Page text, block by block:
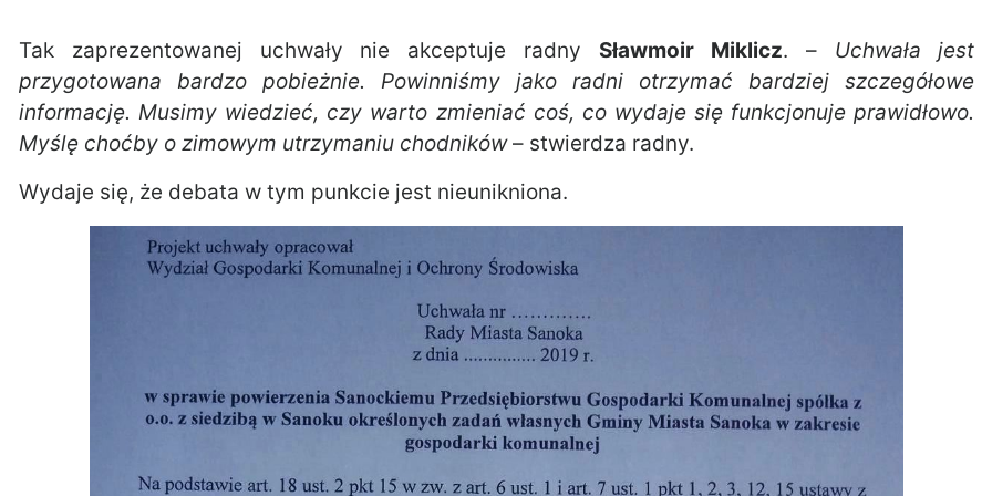
Tak zaprezentowanej uchwały nie akceptuje radny Sławmoir Miklicz. –Uchwała jest
przygotowana bardzo pobieżnie. Powinniśmy jako radni otrzymać bardziej szczegółowe
informację. Musimy wiedzieć, czy warto zmieniać coś, co wydaje się funkcjonuje prawidłowo.
Myślę choćby o zimowym utrzymaniu chodników– stwierdza radny.
Wydaje się, że debata w tym punkcie jest nieunikniona.